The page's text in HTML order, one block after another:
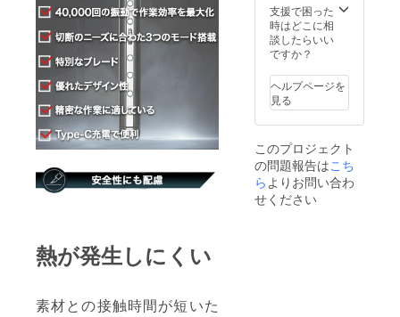
熱が発生しにくい
素材との接触時間が短いた
ます。
2025年
10月頃
からオ
ン
ショッ
プなど
にて一
開始予
定で
す。
支援で困った
時はどこに相
談したらいい
ですか？
ヘルプページを
見る
このプロジェクト
の問題報告はこち
らよりお問い合わ
せください